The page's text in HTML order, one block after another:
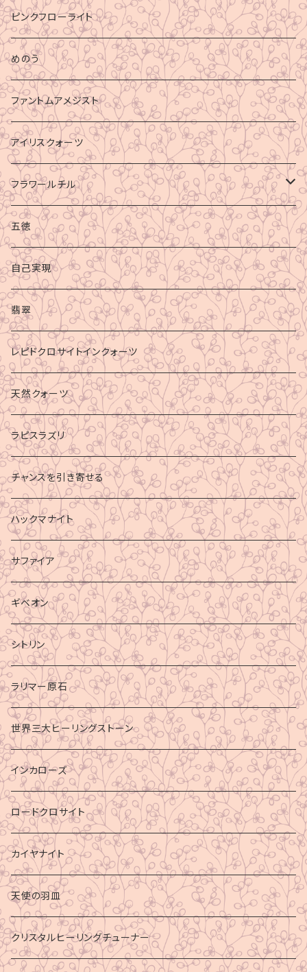
ピンクフローライト
めのう
ファントムアメジスト
アイリスクォーツ
フラワールチル
心身の癒し
グラウディング
マイナスエネルギーからの防御
ビジネス成功
財運
五徳
自己実現
翡翠
レピドクロサイトインクォーツ
天然クォーツ
ラピスラズリ
チャンスを引き寄せる
ハックマナイト
サファイア
ギベオン
シトリン
ラリマー原石
世界三大ヒーリングストーン
インカローズ
ロードクロサイト
カイヤナイト
天使の羽皿
クリスタルヒーリングチューナー